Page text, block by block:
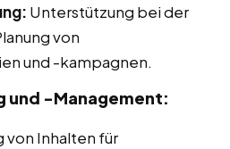
Unterstützung bei der
von
und -kampagnen.
-Management:
von Inhalten für